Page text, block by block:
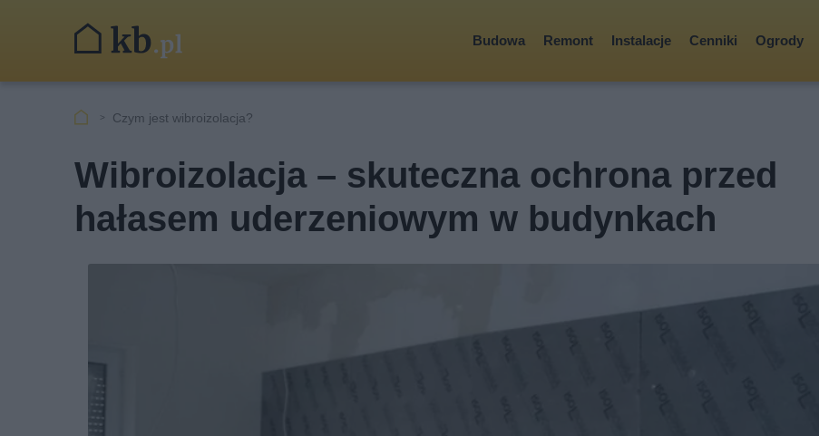
Budowa Remont Instalacje Cenniki Ogrody
Czym jest wibroizolacja?
Wibroizolacja – skuteczna ochrona przed
hałasem uderzeniowym w budynkach